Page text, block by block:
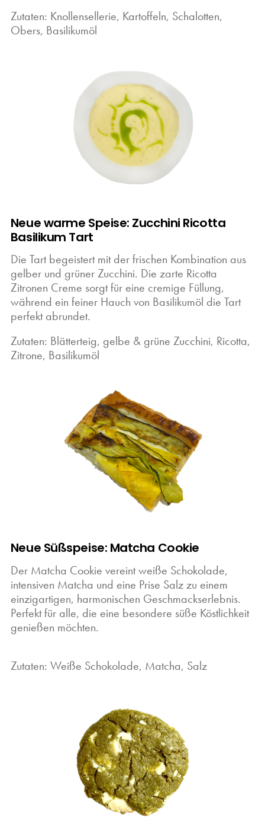
Zutaten: Knollensellerie, Kartoffeln, Schalotten,
Obers, Basilikumöl
Neue warme Speise: Zucchini Ricotta
Basilikum Tart
Die Tart begeistert mit der frischen Kombination aus
gelber und grüner Zucchini. Die zarte Ricotta
Zitronen Creme sorgt für eine cremige Füllung,
während ein feiner Hauch von Basilikumöl die Tart
perfekt abrundet.
Zutaten: Blätterteig, gelbe & grüne Zucchini, Ricotta,
Zitrone, Basilikumöl
Neue Süßspeise: Matcha Cookie
Der Matcha Cookie vereint weiße Schokolade,
intensiven Matcha und eine Prise Salz zu einem
einzigartigen, harmonischen Geschmackserlebnis.
Perfekt für alle, die eine besondere süße Köstlichkeit
genießen möchten.
Zutaten: Weiße Schokolade, Matcha, Salz